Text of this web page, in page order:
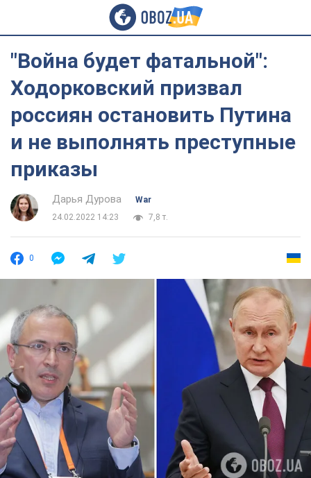
"Война будет фатальной":
Ходорковский призвал
россиян остановить Путина
и не выполнять преступные
приказы
Дарья Дурова
War
24.02.2022 14:23
7,8 т.
0